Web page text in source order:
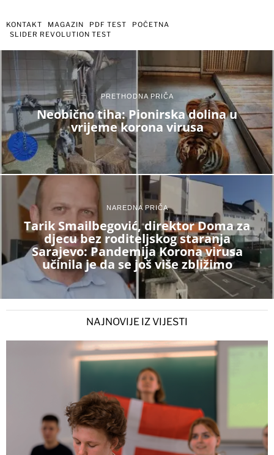
KONTAKT MAGAZIN PDF TEST
POČETNA
SLIDER REVOLUTION TEST
PRETHODNA PRIČA
Neobično tiha: Pionirska dolina u
vrijeme korona virusa
NAREDNA PRIČA
Tarik Smailbegović, direktor Doma za
djecu bez roditeljskog staranja
Sarajevo: Pandemija Korona virusa
učinila je da se još više zbližimo
NAJNOVIJE IZ VIJESTI